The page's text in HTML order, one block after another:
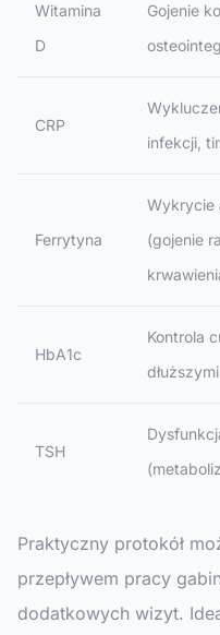
Witamina
D
Gojenie
CRP
infekcji,
Ferrytyna
Wykrycie
(gojenie
HbA1c
Kontrola
TSH
Praktyczny protokół
przepływem pracy
dodatkowych wizyt.